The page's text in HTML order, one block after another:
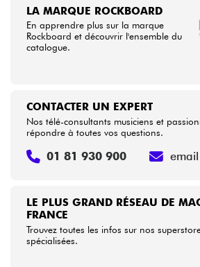
Packs • Star
• Star'S
LA MARQUE ROCKBOARD
En apprendre plus sur la marque
Rockboard et découvrir l'ensemble du
catalogue.
LE PLUS GRAND RÉSEAU DE
FRANCE
Trouvez toutes les infos sur nos
spécialisées.
CONTACTER UN EXPERT
Nos télé-consultants musiciens et
répondre à toutes vos questions.
01 81 930 900 email